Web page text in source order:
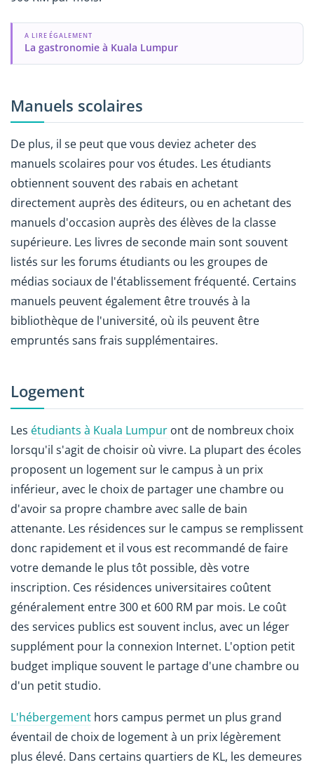
A LIRE ÉGALEMENT
La gastronomie à Kuala Lumpur
Manuels scolaires
De plus, il se peut que vous deviez acheter des
manuels scolaires pour vos études. Les étudiants
obtiennent souvent des rabais en achetant
directement auprès des éditeurs, ou en achetant des
manuels d'occasion auprès des élèves de la classe
supérieure. Les livres de seconde main sont souvent
listés sur les forums étudiants ou les groupes de
médias sociaux de l'établissement fréquenté. Certains
manuels peuvent également être trouvés à la
bibliothèque de l'université, où ils peuvent être
empruntés sans frais supplémentaires.
Logement
Les étudiants à Kuala Lumpur ont de nombreux choix
lorsqu'il s'agit de choisir où vivre. La plupart des écoles
proposent un logement sur le campus à un prix
inférieur, avec le choix de partager une chambre ou
d'avoir sa propre chambre avec salle de bain
attenante. Les résidences sur le campus se remplissent
donc rapidement et il vous est recommandé de faire
votre demande le plus tôt possible, dès votre
inscription. Ces résidences universitaires coûtent
généralement entre 300 et 600 RM par mois. Le coût
des services publics est souvent inclus, avec un léger
supplément pour la connexion Internet. L'option petit
budget implique souvent le partage d'une chambre ou
d'un petit studio.
L'hébergement hors campus permet un plus grand
éventail de choix de logement à un prix légèrement
plus élevé. Dans certains quartiers de KL, les demeures